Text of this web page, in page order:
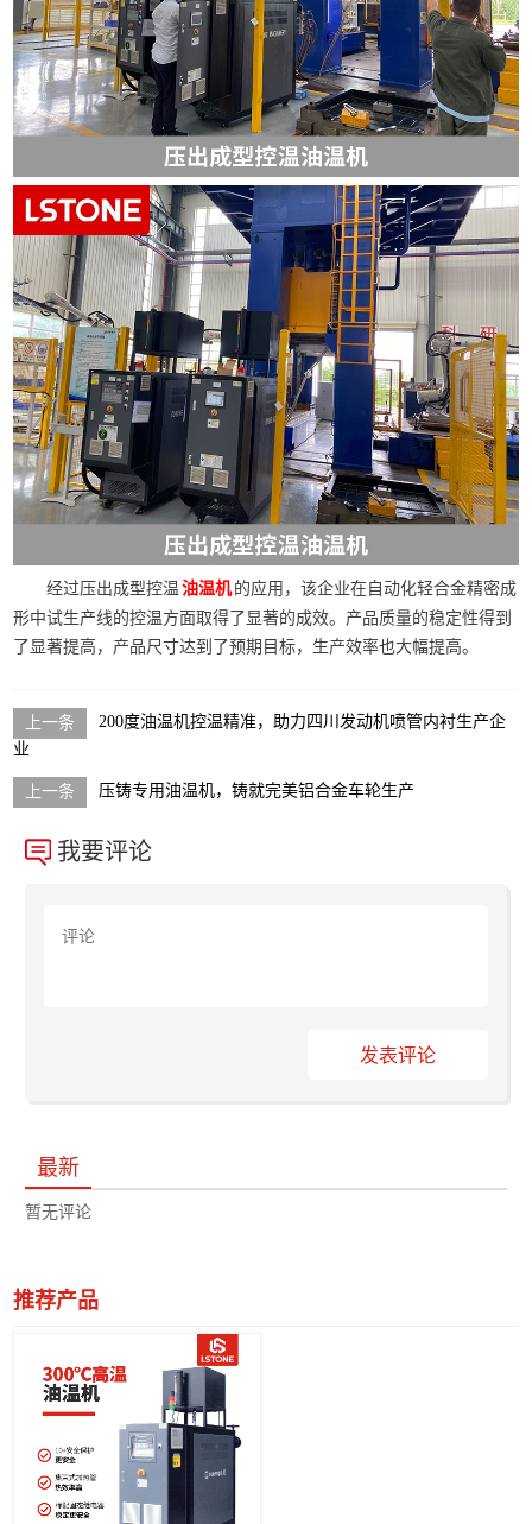
经过压出成型控温 油温机的应用，该企业在自动化轻合金精密成
形中试生产线的控温方面取得了显著的成效。产品质量的稳定性得到
了显著提高，产品尺寸达到了预期目标，生产效率也大幅提高。
200度油温机控温精准，助力四川发动机喷管内衬生产企
业
压铸专用油温机，铸就完美铝合金车轮生产
我要评论
发表评论
最新
暂无评论
推荐产品